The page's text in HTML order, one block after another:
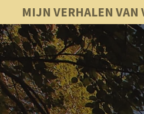
direct
naar
de
hoofdinhoud
MIJN VERHALEN VAN